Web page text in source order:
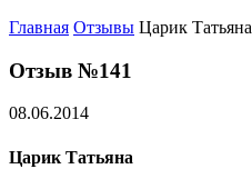
Главная Отзывы Царик Татьяна
Отзыв №141
08.06.2014
Царик Татьяна